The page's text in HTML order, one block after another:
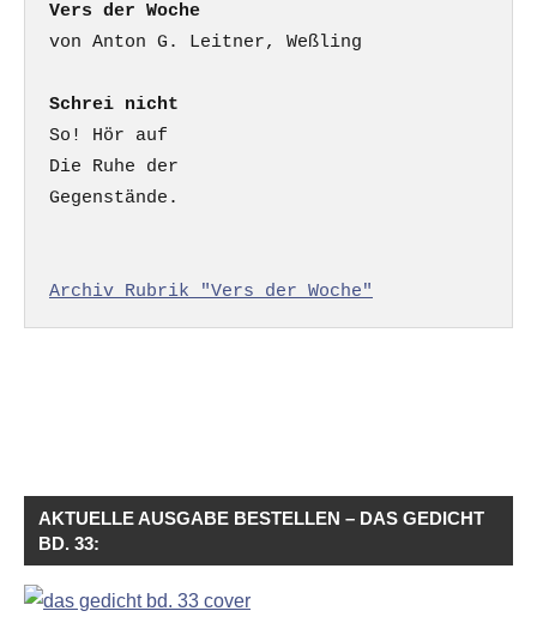
Vers der Woche
Schrei nicht
So! Hör auf
Die Ruhe der
Gegenstände.
Archiv Rubrik "Vers der Woche"
AKTUELLE AUSGABE BESTELLEN – DAS GEDICHT
BD. 33: